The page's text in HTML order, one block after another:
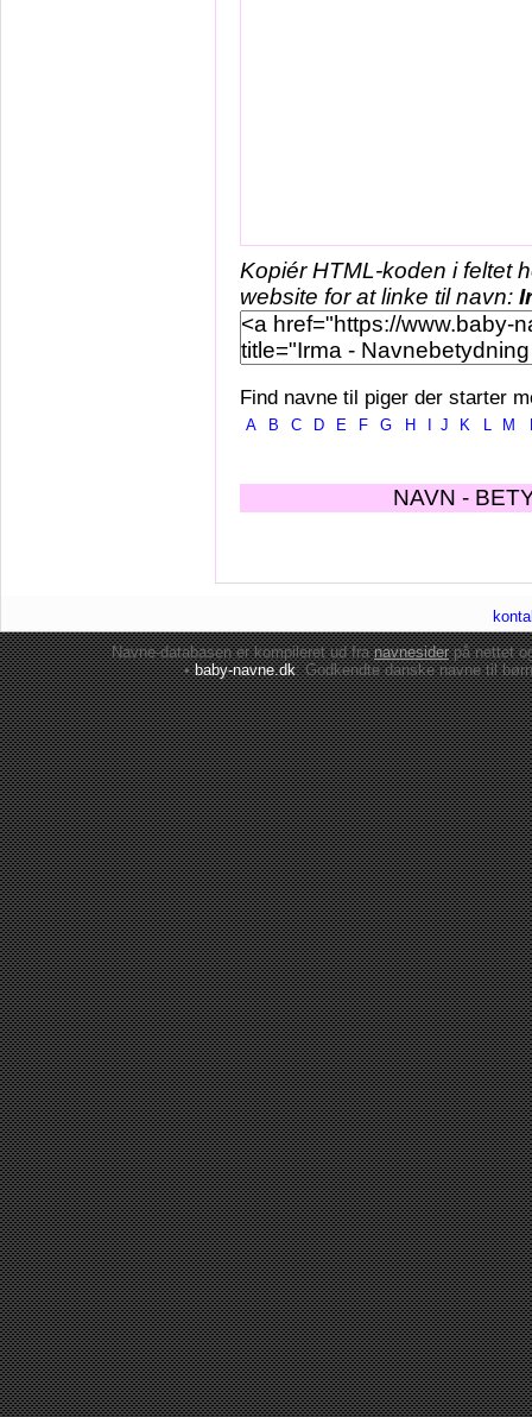
Kopiér HTML-koden i feltet
website for at linke til navn:
Find navne til piger der starter
A B C D E F G H J K L M
NAVN -
Navne-databasen er kompileret ud franavnesiderpå nettet
•baby-navne.dk: Godkendte danskenavne til børn